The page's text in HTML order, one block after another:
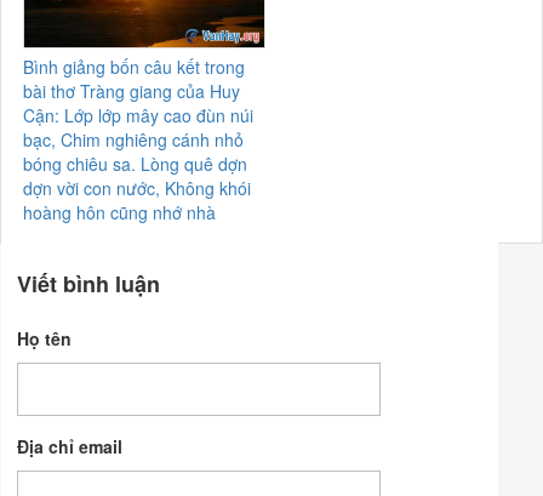
Bình giảng bốn câu kết trong
bài thơ Tràng giang của Huy
Cận: Lớp lớp mây cao đùn núi
bạc, Chim nghiêng cánh nhỏ
bóng chiêu sa. Lòng quê dợn
dợn vời con nước, Không khói
hoàng hôn cũng nhớ nhà
Viết bình luận
Họ tên
Địa chỉ email